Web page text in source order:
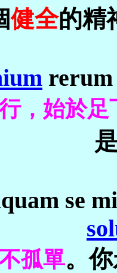
健全的精
，始於足
se
孤單。